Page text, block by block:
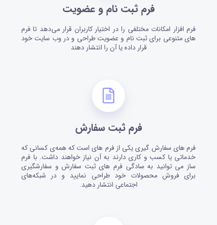
فرم ثبت نام و عضویت
فرم افزار امکانات مختلفی را در اختیار کاربران قرار می‌دهد تا فرم
های متنوعی برای ثبت نام و عضویت طراحی و در وب سایت خود
قرار داده یا آن را انتشار دهند
فرم ثبت سفارش
فرم های سفارش گیری یکی از فرم های است که همه‌ی کسانی که
خدماتی یا کسب و کاری دارند به آن نیاز خواهند داشت. با فرم
ساز می توانید به سادگی فرم های ثبت سفارش و سفارشگیری
برای فروش محصولات خود طراحی نمایید و در شبکه‌های
اجتماعی انتشار دهید.